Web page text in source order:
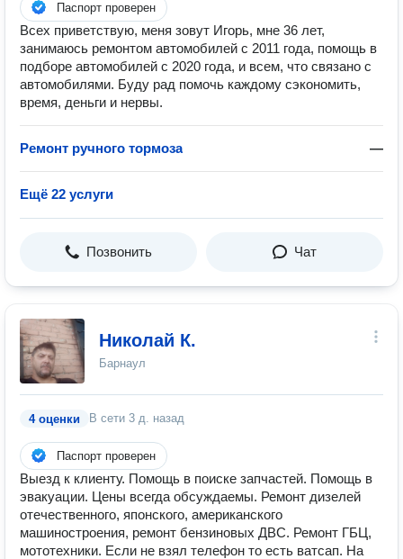
Паспорт проверен
Всех приветствую, меня зовут Игорь, мне 36 лет,
занимаюсь ремонтом автомобилей с 2011 года, помощь в
подборе автомобилей с 2020 года, и всем, что связано с
автомобилями. Буду рад помочь каждому сэкономить,
время, деньги и нервы.
Ремонт ручного тормоза —
Ещё 22 услуги
Позвонить Чат
Николай К.
Барнаул
4 оценки В сети 3 д. назад
Паспорт проверен
Выезд к клиенту. Помощь в поиске запчастей. Помощь в
эвакуации. Цены всегда обсуждаемы. Ремонт дизелей
отечественного, японского, американского
машиностроения, ремонт бензиновых ДВС. Ремонт ГБЦ,
мототехники. Если не взял телефон то есть ватсап. На